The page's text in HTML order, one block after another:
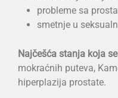
probleme sa
smetnje u
Najčešća stanja koja
mokraćnih puteva,
hiperplazija prostate.